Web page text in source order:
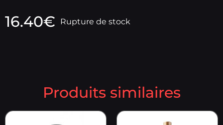
16.40€ Rupture de stock
Produits similaires